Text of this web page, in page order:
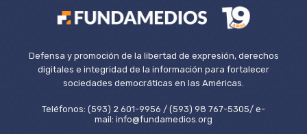
Defensa y promoción de la libertad de expresión, derechos
digitales e integridad de la información para fortalecer
sociedades democráticas en las Américas.
Teléfonos: (593) 2 601-9956 / (593) 98 767-5305/ e-
mail: info@fundamedios.org